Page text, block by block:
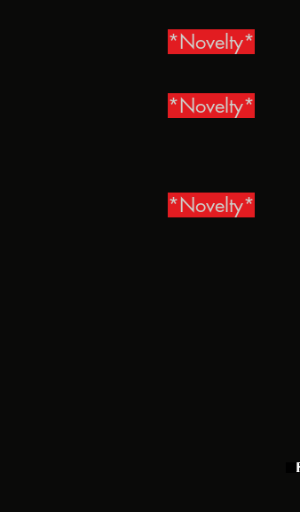
*Novelty*
*Novelty*
*Novelty*